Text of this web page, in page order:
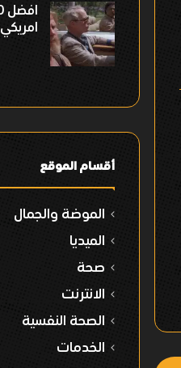
امريكي
أقسام الموقع
الموضة والجمال
الميديا
صحة
الانترنت
الصحة النفسية
الخدمات